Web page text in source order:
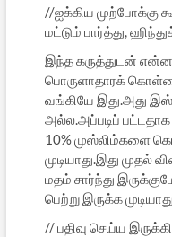
//ஐக்கிய முற்போக்கு
மட்டும் பார்த்து,
இந்த கருத்துடன்
பொருளாதாரக்
வங்கியே இது.அது
அல்ல.அப்படிப்
10% முஸ்லிம்களை
முடியாது.இது முதல்
மதம் சார்ந்து
பெற்று இருக்க
// பதிவு செய்ய